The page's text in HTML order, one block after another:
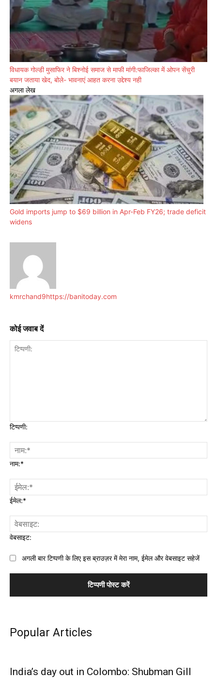
विधायक गोल्डी मुसाफिर ने बिश्नोई समाज से माफी मांगी:फाजिल्का में ओपन सेंचुरी
बयान जताया खेद, बोले- भावनाएं आहत करना उद्देश्य नही
अगला लेख
Gold imports jump to $69 billion in Apr-Feb FY26; trade deficit
widens
kmrchand9https://banitoday.com
कोई जवाब दें
टिप्पणी:
नाम:*
ईमेल:*
वेबसाइट:
अगली बार टिप्पणी के लिए इस ब्राउज़र में मेरा नाम, ईमेल और वेबसाइट सहेजें
Popular Articles
India’s day out in Colombo: Shubman Gill